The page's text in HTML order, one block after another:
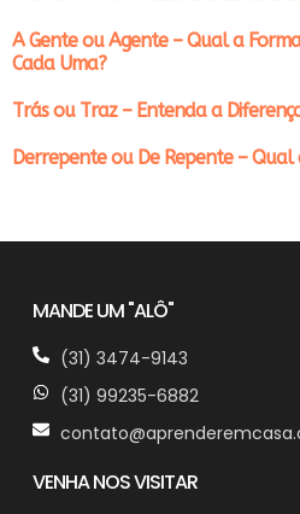
A Gente ou Agente – Qual a
Cada Uma?
Trás ou Traz – Entenda a
Derrepente ou De Repente –
MANDE UM "ALÔ"
(31) 3474-9143
(31) 99235-6882
VENHA NOS VISITAR